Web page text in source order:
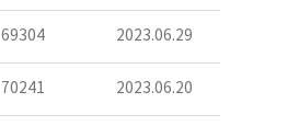
69304 2023.06.29
70241 2023.06.20